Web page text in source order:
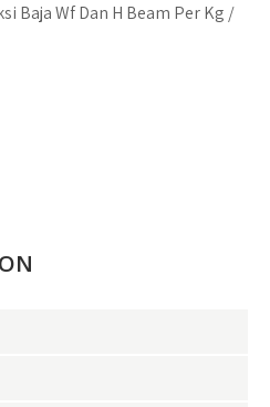
Baja Wf Dan H Beam Per Kg /